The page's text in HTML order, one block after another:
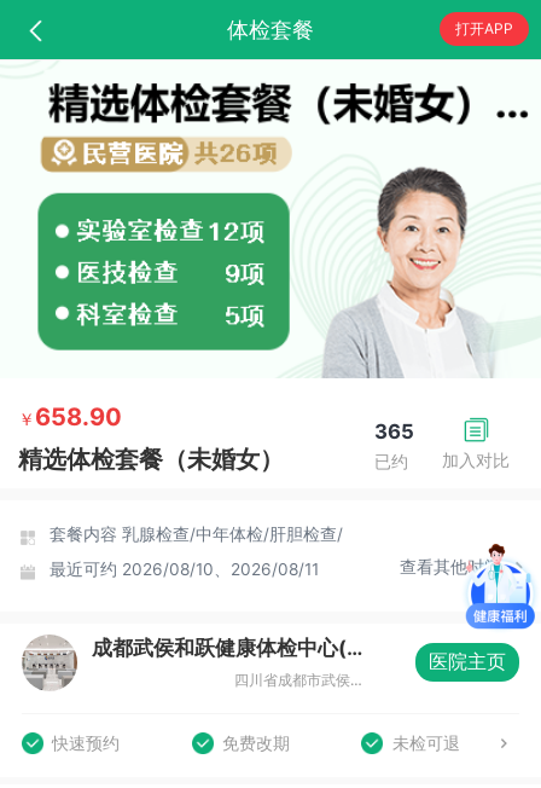
体检套餐 打开APP
加入对比
365
已约
￥ 658.90
精选体检套餐（未婚女）
套餐内容 乳腺检查/中年体检/肝胆检查/
最近可约 2026/08/10、2026/08/11 查看其他时间
成都武侯和跃健康体检中心(顺江分院)
四川省成都市武侯区聚龙路1251号1栋5楼
医院主页
快速预约 免费改期 未检可退